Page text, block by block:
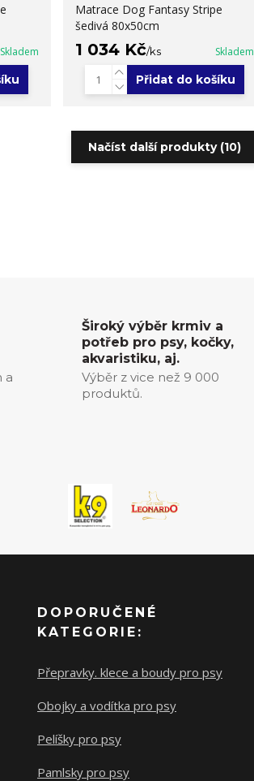
Skladem
Matrace Dog Fantasy Stripe
šedivá 80x50cm
1 034 Kč/ks Skladem
Přidat do košíku
Načíst další produkty (10)
a
Široký výběr krmiv a
potřeb pro psy, kočky,
akvaristiku, aj.
Výběr z vice než 9 000
produktů.
DOPORUČENÉ
KATEGORIE:
Přepravky. klece a boudy pro psy
Obojky a vodítka pro psy
Pelíšky pro psy
Pamlsky pro psy